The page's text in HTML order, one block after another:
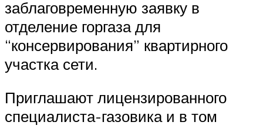
заблаговременную заявку в
отделение горгаза для
“консервирования” квартирного
участка сети.
Приглашают лицензированного
специалиста-газовика и в том